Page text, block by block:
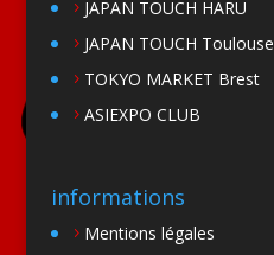
JAPAN TOUCH HARU
JAPAN TOUCH Toulouse
TOKYO MARKET Brest
ASIEXPO CLUB
informations
Mentions légales